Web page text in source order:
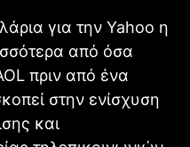
για την Yahoο η
από όσα
πριν από ένα
στην ενίσχυση
και